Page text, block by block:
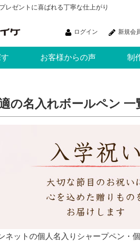
レゼントに喜ばれる丁寧な仕上がり
ログイン 新規会
お客様からの声 制
の名入れボールペン 一
ネット の個人名入りシャープペン・